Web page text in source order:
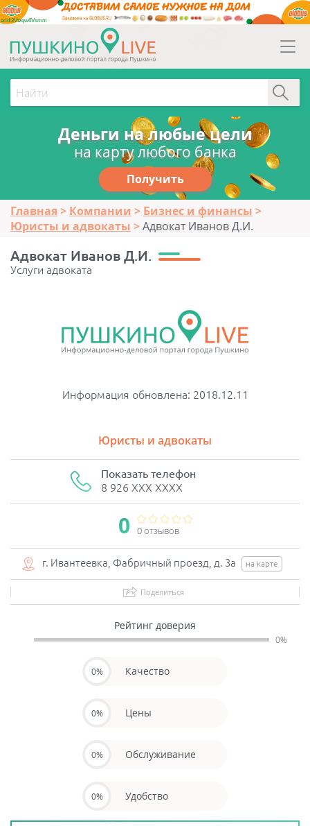
erid:2Vtzqw6Vsmm
Деньги на любые цели
на карту любого банка
Получить
Главная Компании
Бизнес и финансы
Юристы и адвокаты
Адвокат Иванов Д.И.
Адвокат Иванов Д.И.
Услуги адвоката
Информация обновлена: 2018.12.11
Юристы и адвокаты
Показать телефон
8 926 XXX XXXX
0 0 отзывов
г. Ивантеевка, Фабричный проезд, д. 3а на карте
Поделиться
Рейтинг доверия
0%
0% Качество
0% Цены
0% Обслуживание
0% Удобство